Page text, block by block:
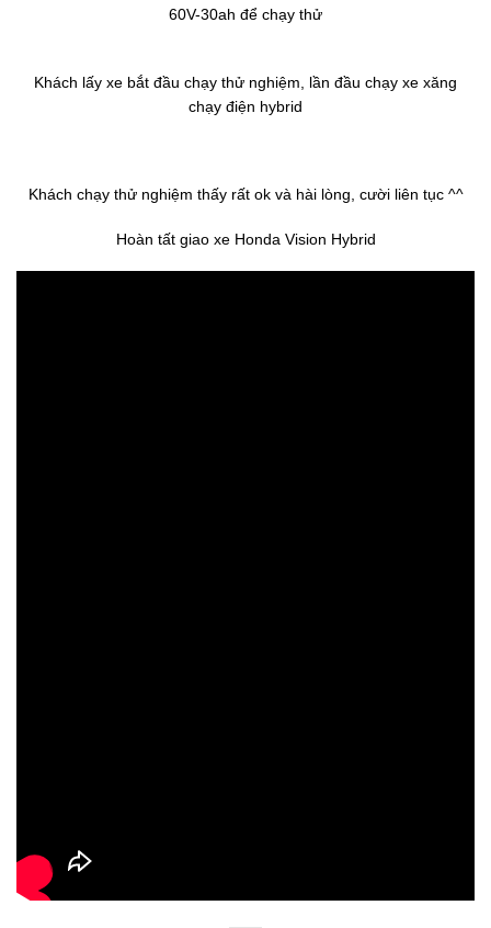
60V-30ah để chạy thử
Khách lấy xe bắt đầu chạy thử nghiệm, lần đầu chạy xe xăng
chạy điện hybrid
Khách chạy thử nghiệm thấy rất ok và hài lòng, cười liên tục ^^
Hoàn tất giao xe Honda Vision Hybrid